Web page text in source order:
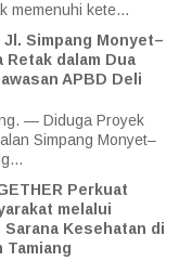
memenuhi kete...
Simpang Monyet–
Retak dalam Dua
APBD Deli
— Diduga Proyek
Simpang Monyet–
Perkuat
melalui
Kesehatan di
Tamiang